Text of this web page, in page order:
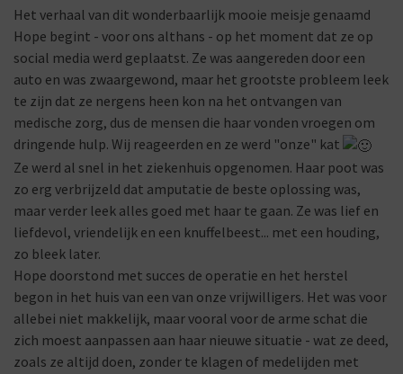
Het verhaal van dit wonderbaarlijk mooie meisje genaamd
Hope begint - voor ons althans - op het moment dat ze op
social media werd geplaatst. Ze was aangereden door een
auto en was zwaargewond, maar het grootste probleem leek
te zijn dat ze nergens heen kon na het ontvangen van
medische zorg, dus de mensen die haar vonden vroegen om
dringende hulp. Wij reageerden en ze werd "onze" kat
Ze werd al snel in het ziekenhuis opgenomen. Haar poot was
zo erg verbrijzeld dat amputatie de beste oplossing was,
maar verder leek alles goed met haar te gaan. Ze was lief en
liefdevol, vriendelijk en een knuffelbeest... met een houding,
zo bleek later.
Hope doorstond met succes de operatie en het herstel
begon in het huis van een van onze vrijwilligers. Het was voor
allebei niet makkelijk, maar vooral voor de arme schat die
zich moest aanpassen aan haar nieuwe situatie - wat ze deed,
zoals ze altijd doen, zonder te klagen of medelijden met